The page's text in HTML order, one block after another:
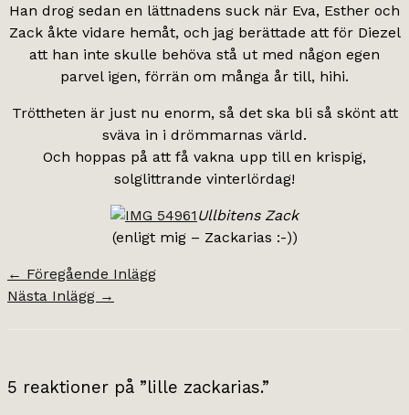
Han drog sedan en lättnadens suck när Eva, Esther och
Zack åkte vidare hemåt, och jag berättade att för Diezel
att han inte skulle behöva stå ut med någon egen
parvel igen, förrän om många år till, hihi.
Tröttheten är just nu enorm, så det ska bli så skönt att
sväva in i drömmarnas värld.
Och hoppas på att få vakna upp till en krispig,
solglittrande vinterlördag!
Ullbitens Zack
(enligt mig – Zackarias :-))
← Föregående Inlägg
Nästa Inlägg →
5 reaktioner på ”lille zackarias.”